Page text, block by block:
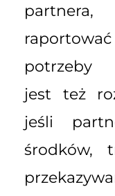
potrzeby
jest też
jeśli
środków,